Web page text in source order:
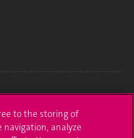
to the storing of
navigation, analyze